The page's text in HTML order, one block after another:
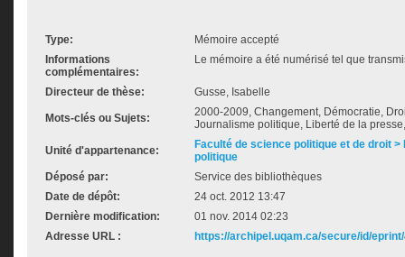
Type:
Mémoire accepté
Informations
complémentaires:
Le mémoire a été numérisé tel que
Directeur de thèse: Gusse, Isabelle
Mots-clés ou Sujets:
2000-2009, Changement, Démocratie,
Journalisme politique, Liberté de la
Unité d'appartenance:
Faculté de science politique et de droit
politique
Déposé par:
Service des bibliothèques
Date de dépôt:
24 oct. 2012 13:47
Dernière modification:
01 nov. 2014 02:23
Adresse URL :
https://archipel.uqam.ca/secure/id/